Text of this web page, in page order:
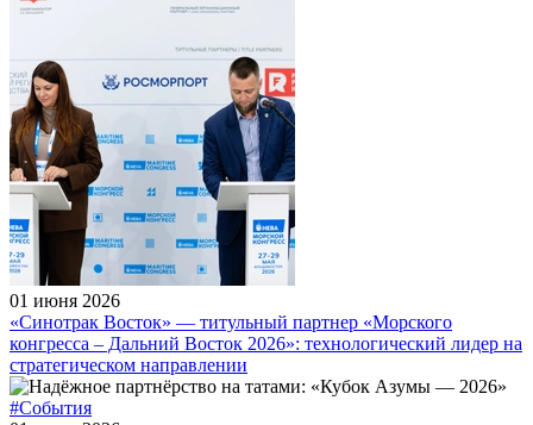
01 июня 2026
«Синотрак Восток» — титульный партнер «Морского
конгресса – Дальний Восток 2026»: технологический лидер на
стратегическом направлении
#События